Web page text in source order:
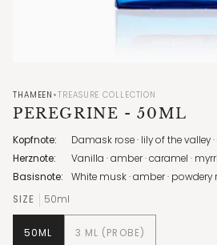
THAMEEN •TREASURE COLLECTION
PEREGRINE - 50ML
Kopfnote:
Damask rose · lily of the valley
Herznote:
Vanilla · amber · caramel ·
Basisnote:
White musk · amber · powdery
SIZE
50ml
50ML 3 ML (PROBE)